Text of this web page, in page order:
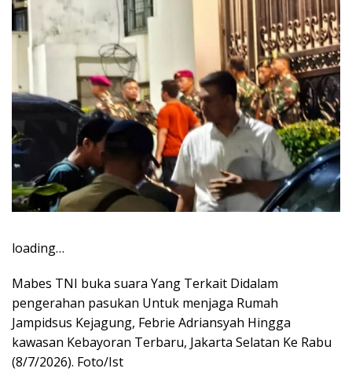
loading…
Mabes TNI buka suara Yang Terkait Didalam
pengerahan pasukan Untuk menjaga Rumah
Jampidsus Kejagung, Febrie Adriansyah Hingga
kawasan Kebayoran Terbaru, Jakarta Selatan Ke Rabu
(8/7/2026). Foto/Ist